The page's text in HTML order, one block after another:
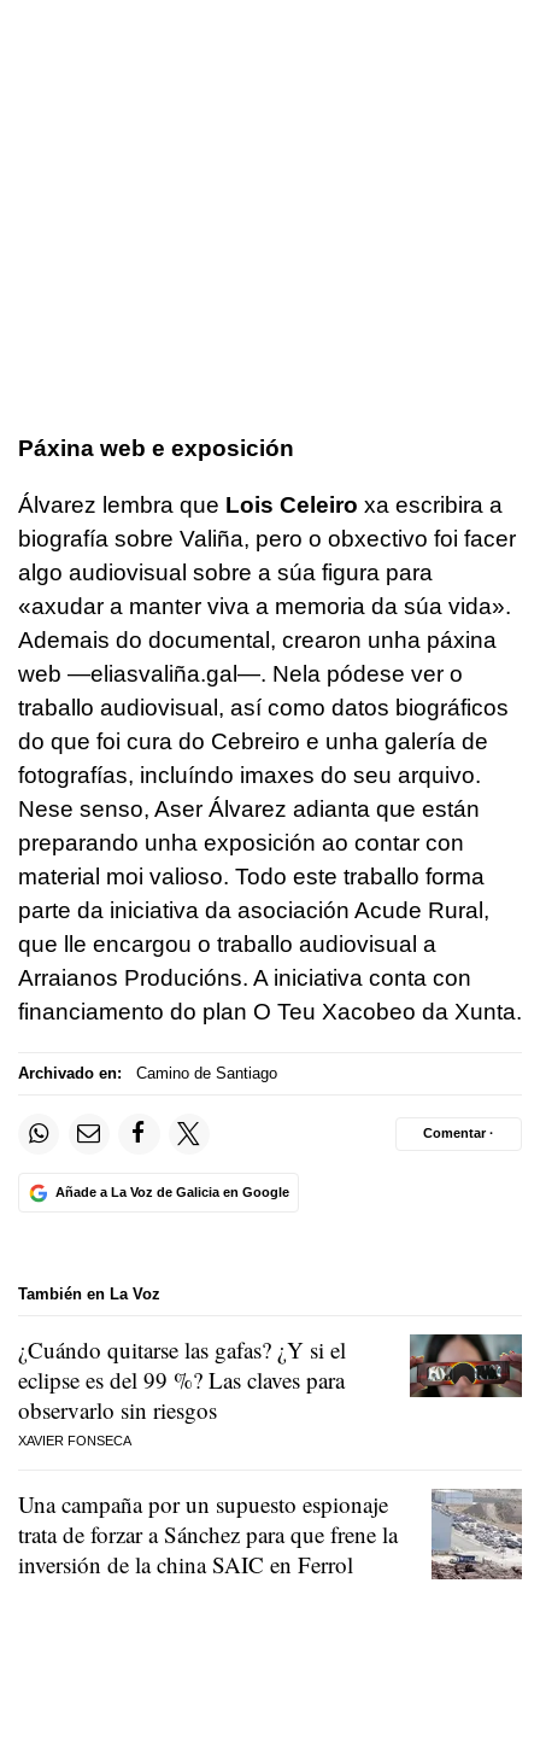
Páxina web e exposición
Álvarez lembra que Lois Celeiro xa escribira a
biografía sobre Valiña, pero o obxectivo foi facer
algo audiovisual sobre a súa figura para
«axudar a manter viva a memoria da súa vida».
Ademais do documental, crearon unha páxina
web —eliasvaliña.gal—. Nela pódese ver o
traballo audiovisual, así como datos biográficos
do que foi cura do Cebreiro e unha galería de
fotografías, incluíndo imaxes do seu arquivo.
Nese senso, Aser Álvarez adianta que están
preparando unha exposición ao contar con
material moi valioso. Todo este traballo forma
parte da iniciativa da asociación Acude Rural,
que lle encargou o traballo audiovisual a
Arraianos Producións. A iniciativa conta con
financiamento do plan O Teu Xacobeo da Xunta.
Archivado en: Camino de Santiago
Añade a La Voz de Galicia en Google
Comentar ·
También en La Voz
¿Cuándo quitarse las gafas? ¿Y si el
eclipse es del 99 %? Las claves para
observarlo sin riesgos
XAVIER FONSECA
Una campaña por un supuesto espionaje
trata de forzar a Sánchez para que frene la
inversión de la china SAIC en Ferrol